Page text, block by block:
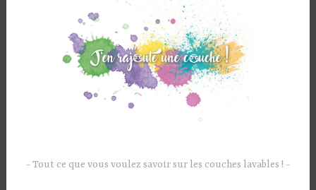
Tout ce que vous voulez savoir sur les couches lavables !